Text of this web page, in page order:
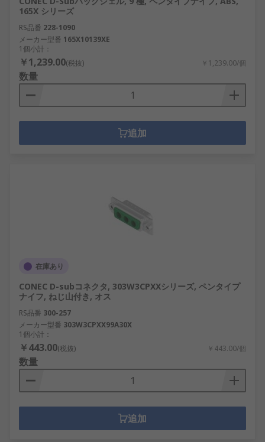
165X シリーズ
RS品番 228-1090
メーカー型番 165X10139XE
1個小計：
￥1,239.00(税抜) ￥1,239.00/個
数量
追加
在庫あり
CONEC D-subコネクタ, 303W3CPXXシリーズ, ペンタイプ
ナイフ, ねじ山付き, オス
RS品番 300-257
メーカー型番 303W3CPXX99A30X
1個小計：
￥443.00(税抜) ￥443.00/個
数量
追加